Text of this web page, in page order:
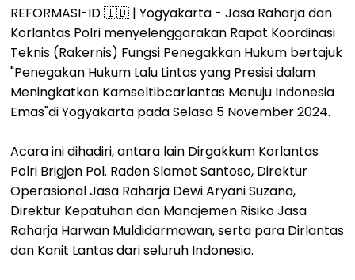
REFORMASI-ID 🇮🇩 | Yogyakarta - Jasa Raharja dan
Korlantas Polri menyelenggarakan Rapat Koordinasi
Teknis (Rakernis) Fungsi Penegakkan Hukum bertajuk
"Penegakan Hukum Lalu Lintas yang Presisi dalam
Meningkatkan Kamseltibcarlantas Menuju Indonesia
Emas"di Yogyakarta pada Selasa 5 November 2024.
Acara ini dihadiri, antara lain Dirgakkum Korlantas
Polri Brigjen Pol. Raden Slamet Santoso, Direktur
Operasional Jasa Raharja Dewi Aryani Suzana,
Direktur Kepatuhan dan Manajemen Risiko Jasa
Raharja Harwan Muldidarmawan, serta para Dirlantas
dan Kanit Lantas dari seluruh Indonesia.